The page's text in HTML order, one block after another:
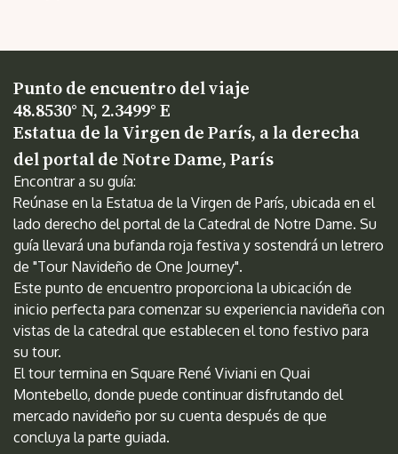
Punto de encuentro del viaje
48.8530° N, 2.3499° E
Estatua de la Virgen de París, a la derecha
del portal de Notre Dame, París
Encontrar a su guía:
Reúnase en la Estatua de la Virgen de París, ubicada en el
lado derecho del portal de la Catedral de Notre Dame. Su
guía llevará una bufanda roja festiva y sostendrá un letrero
de "Tour Navideño de One Journey".
Este punto de encuentro proporciona la ubicación de
inicio perfecta para comenzar su experiencia navideña con
vistas de la catedral que establecen el tono festivo para
su tour.
El tour termina en Square René Viviani en Quai
Montebello, donde puede continuar disfrutando del
mercado navideño por su cuenta después de que
concluya la parte guiada.